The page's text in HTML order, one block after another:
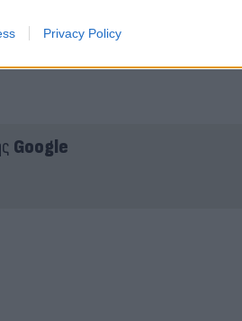
Privacy Policy
Google